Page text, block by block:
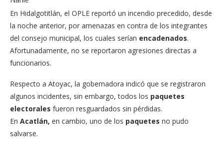
En Hidalgotitlán, el OPLE reportó un incendio precedido, desde
la noche anterior, por amenazas en contra de los integrantes
del consejo municipal, los cuales serían encadenados.
Afortunadamente, no se reportaron agresiones directas a
funcionarios.
Respecto a Atoyac, la gobernadora indicó que se registraron
algunos incidentes, sin embargo, todos los paquetes
electorales fueron resguardados sin pérdidas.
En Acatlán, en cambio, uno de los paquetes no pudo
salvarse.